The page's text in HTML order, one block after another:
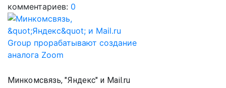
комментариев: 0
Минкомсвязь, "Яндекс" и Mail.ru